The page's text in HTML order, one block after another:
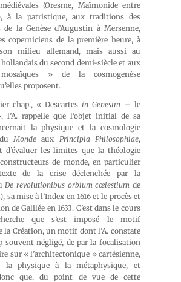
(Oresme, Maïmonide entre
à la patristique, aux traditions des
de la Genèse d’Augustin à Mersenne,
coperniciens de la première heure, à
milieu allemand, mais aussi au
du second demi-siècle et aux
» de la cosmogenèse
proposent.
chap., « Descartesin Genesim – le
l’A. rappelle que l’objet initial de sa
la physique et la cosmologie
duMondeaux Principia Philosophiae,
d’évaluer les limites que la théologie
de monde, en particulier
de la crise déclenchée par la
De revolutionibus orbium cœlestium de
sa mise à l’Index en 1616 et le procès et
de Galilée en 1633. C’est dans le cours
que s’est imposé le motif
la Création, un motif dont l’A. constate
souvent négligé, de par la focalisation
sur « l’architectonique » cartésienne,
la physique à la métaphysique, et
que, du point de vue de cette